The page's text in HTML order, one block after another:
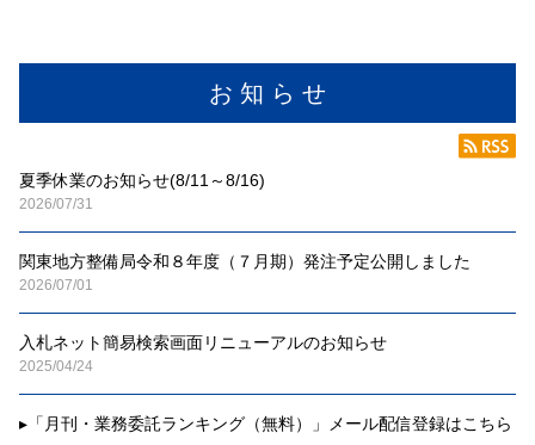
お 知 ら せ
夏季休業のお知らせ(8/11～8/16)
2026/07/31
関東地方整備局令和８年度（７月期）発注予定公開しました
2026/07/01
入札ネット簡易検索画面リニューアルのお知らせ
2025/04/24
▸ 「月刊・業務委託ランキング（無料）」メール配信登録はこちら